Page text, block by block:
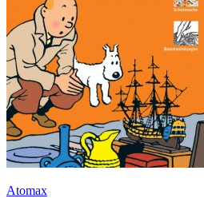
Atomax